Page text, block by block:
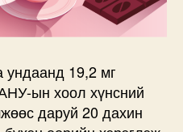
19,2 мг
ын хоол хүнсний
даруй 20 дахин